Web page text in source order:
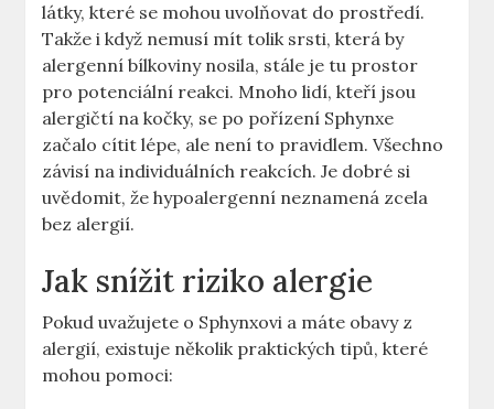
látky, které se mohou uvolňovat do prostředí.
Takže i když nemusí mít tolik srsti, která by
alergenní bílkoviny nosila, stále je tu prostor
pro potenciální reakci. Mnoho lidí, kteří jsou
alergičtí na kočky, se po pořízení Sphynxe
začalo cítit lépe, ale není to pravidlem. Všechno
závisí na individuálních reakcích. Je dobré si
uvědomit, že hypoalergenní neznamená zcela
bez alergií.
Jak snížit riziko alergie
Pokud uvažujete o Sphynxovi a máte obavy z
alergií, existuje několik praktických tipů, které
mohou pomoci: